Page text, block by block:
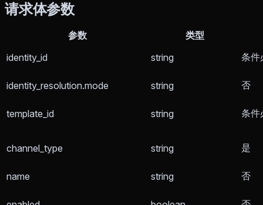
请求体参数
参数
类型
identity_id
string 条件
identity_resolution.mode string 否
template_id string 条件
channel_type string 是
name string 否